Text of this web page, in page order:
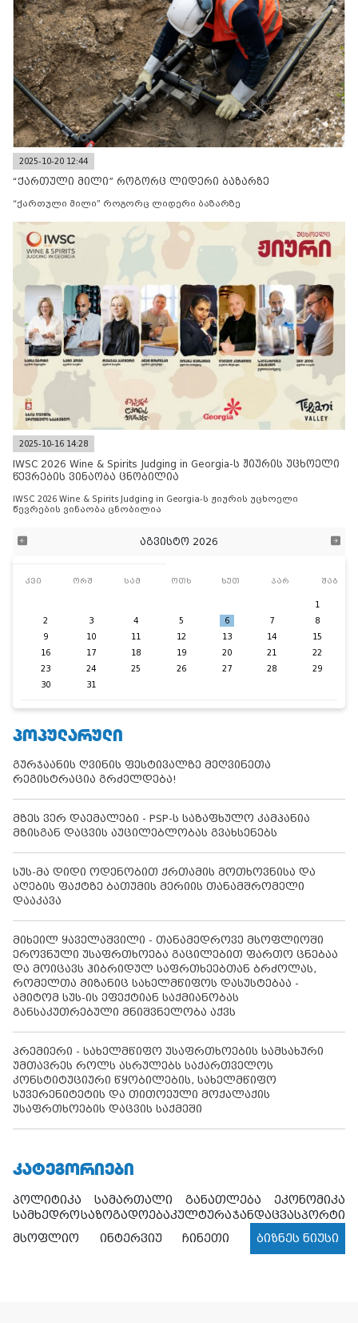
2025-10-20 12:44
“ქართული მილი” როგორც ლიდერი ბაზარზე
“ქართული მილი” როგორც ლიდერი ბაზარზე
2025-10-16 14:28
IWSC 2026 Wine & Spirits Judging in Georgia-ს ჟიურის უცხოელი
წევრების ვინაობა ცნობილია
IWSC 2026 Wine & Spirits Judging in Georgia-ს ჟიურის უცხოელი
წევრების ვინაობა ცნობილია
აგვისტო 2026
კვი ორშ სამ ოთხ ხუთ პარ შაბ
1
2
3 4 5 6 7
8
9
10 11 12 13 14
15
16
17 18 19 20 21
22
23
24 25 26 27 28
29
30
31
ᲞᲝᲞᲣᲚᲐᲠᲣᲚᲘ
გურჯაანის ღვინის ფესტივალზე მეღვინეთა
რეგისტრაცია გრძელდება!
მზეს ვერ დაემალები - PSP-ს საზაფხულო კამპანია
მზისგან დაცვის აუცილებლობას გვახსენებს
სუს-მა დიდი ოდენობით ქრთამის მოთხოვნისა და
აღების ფაქტზე ბათუმის მერიის თანამშრომელი
დააკავა
მიხეილ ყაველაშვილი - თანამედროვე მსოფლიოში
ეროვნული უსაფრთხოება გაცილებით ფართო ცნებაა
და მოიცავს ჰიბრიდულ საფრთხეებთან ბრძოლას,
რომელთა მიზანიც სახელმწიფოს დასუსტებაა -
ამიტომ სუს-ის ეფექტიან საქმიანობას
განსაკუთრებული მნიშვნელობა აქვს
პრემიერი - სახელმწიფო უსაფრთხოების სამსახური
უმთავრეს როლს ასრულებს საქართველოს
კონსტიტუციური წყობილების, სახელმწიფო
სუვერენიტეტის და თითოეული მოქალაქის
უსაფრთხოების დაცვის საქმეში
ᲙᲐᲢᲔᲒᲝᲠᲘᲔᲑᲘ
პოლიტიკა სამართალი განათლება
ეკონომიკა
სამხედროსაზოგადოებაკულტურაჯანდაცვასპორტი
მსოფლიო
ინტერვიუ ჩინეთი ბიზნეს ნიუსი